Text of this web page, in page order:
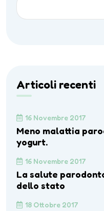
Articoli recenti
16 Novembre 2017
Meno malattia
yogurt.
16 Novembre 2017
La salute
dello stato
18 Ottobre 2017